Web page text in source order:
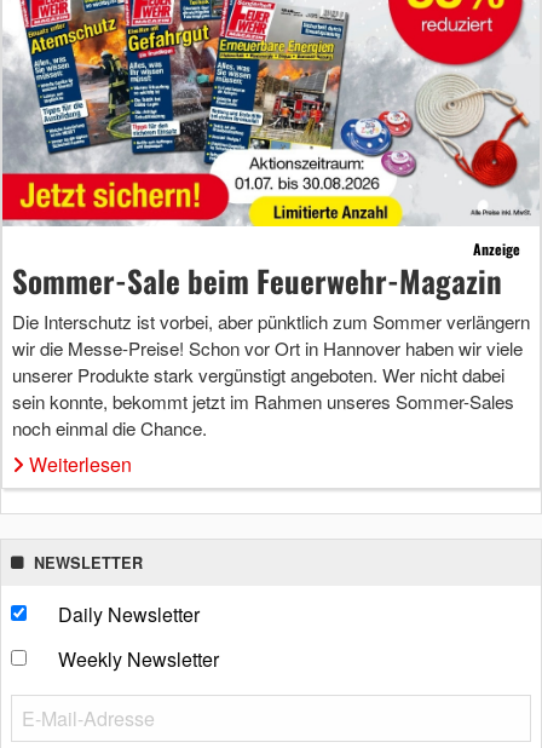
Anzeige
Sommer-Sale beim Feuerwehr-Magazin
Die Interschutz ist vorbei, aber pünktlich zum Sommer verlängern
wir die Messe-Preise! Schon vor Ort in Hannover haben wir viele
unserer Produkte stark vergünstigt angeboten. Wer nicht dabei
sein konnte, bekommt jetzt im Rahmen unseres Sommer-Sales
noch einmal die Chance.
Weiterlesen
NEWSLETTER
Daily Newsletter
Weekly Newsletter